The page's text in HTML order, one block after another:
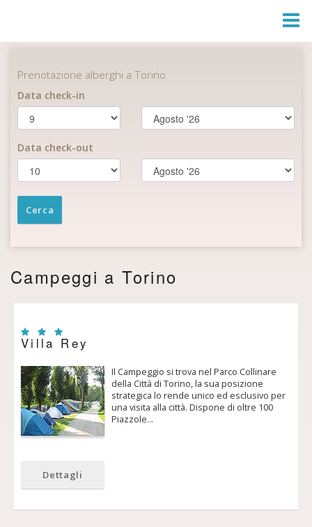
Campeggi a Torino
Villa Rey
Il Campeggio si trova nel Parco Collinare
della Città di Torino, la sua posizione
strategica lo rende unico ed esclusivo per
una visita alla città. Dispone di oltre 100
Piazzole…
Dettagli